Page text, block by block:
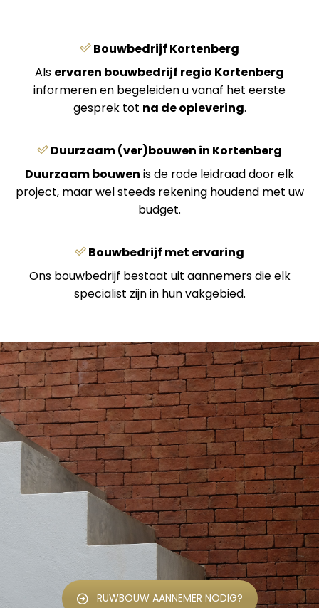
Bouwbedrijf Kortenberg
Als ervaren bouwbedrijf regio Kortenberg
informeren en begeleiden u vanaf het eerste
gesprek tot na de oplevering.
Duurzaam (ver)bouwen in Kortenberg
Duurzaam bouwen is de rode leidraad door elk
project, maar wel steeds rekening houdend met uw
budget.
Bouwbedrijf met ervaring
Ons bouwbedrijf bestaat uit aannemers die elk
specialist zijn in hun vakgebied.
RUWBOUW AANNEMER NODIG?